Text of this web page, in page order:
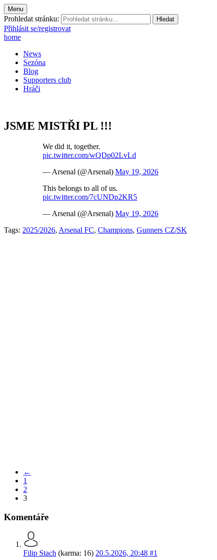
Menu
Prohledat stránku:
Přihlásit se/registrovat
home
News
Sezóna
Blog
Supporters club
Hráči
JSME MISTŘI PL !!!
We did it, together.
pic.twitter.com/wQDp02LvLd
— Arsenal (@Arsenal) May 19, 2026
This belongs to all of us.
pic.twitter.com/7cUNDp2KR5
— Arsenal (@Arsenal) May 19, 2026
Tags: 2025/2026, Arsenal FC, Champions, Gunners CZ/SK
←
1
2
3
Komentáře
Filip Stach (karma: 16) 20.5.2026, 20:48 #1